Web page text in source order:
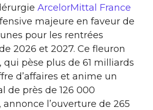
ArcelorMittal France
majeure en faveur de
pour les rentrées
2026 et 2027. Ce fleuron
pèse plus de 61 milliards
d’affaires et anime un
de près de 126 000
l’ouverture de 265